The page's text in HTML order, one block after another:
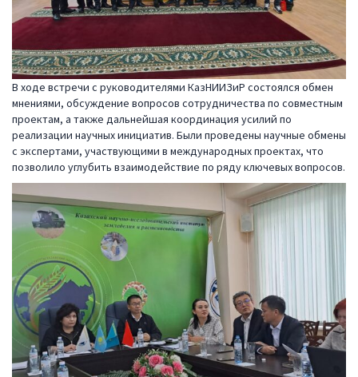
В ходе встречи с руководителями КазНИИЗиР состоялся обмен
мнениями, обсуждение вопросов сотрудничества по совместным
проектам, а также дальнейшая координация усилий по
реализации научных инициатив. Были проведены научные обмены
с экспертами, участвующими в международных проектах, что
позволило углубить взаимодействие по ряду ключевых вопросов.